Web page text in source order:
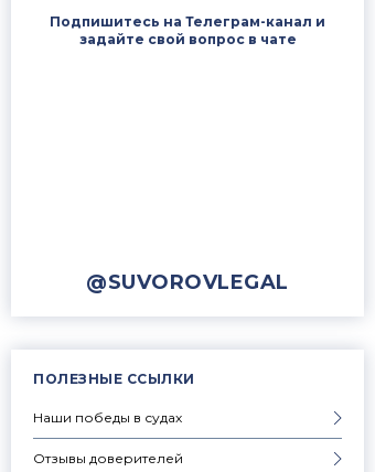
Подпишитесь на Телеграм-канал и
задайте свой вопрос в чате
@SUVOROVLEGAL
ПОЛЕЗНЫЕ ССЫЛКИ
Наши победы в судах
Отзывы доверителей